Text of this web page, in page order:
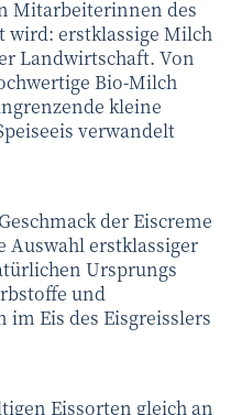
Mitarbeiterinnen des
wird: erst­klassige Milch
Landwirtschaft. Von
Bio-Milch
kleine
verwandelt
der Eiscreme
Auswahl erstklassiger
Ursprungs
und
im Eis des Eisgreisslers
Eissorten gleich an